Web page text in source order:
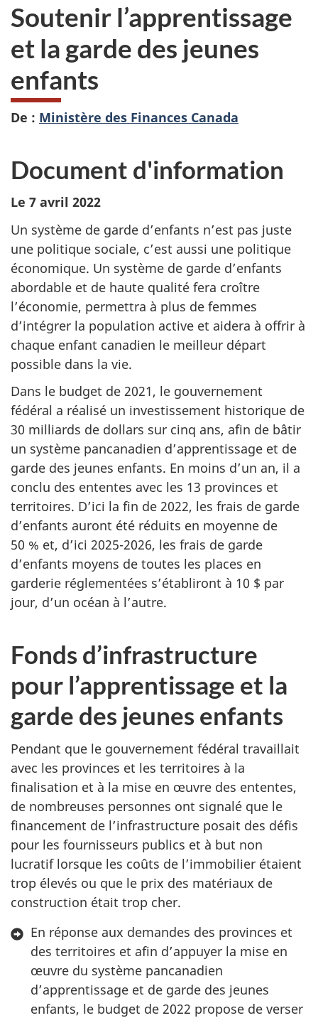
veux
pas
participer
au
web,
Soutenir l’apprentissage
et la garde des jeunes
enfants
De : Ministère des Finances Canada
Document d'information
Le 7 avril 2022
Un système de garde d’enfants n’est pas juste
une politique sociale, c’est aussi une politique
économique. Un système de garde d’enfants
abordable et de haute qualité fera croître
l’économie, permettra à plus de femmes
d’intégrer la population active et aidera à offrir à
chaque enfant canadien le meilleur départ
possible dans la vie.
Dans le budget de 2021, le gouvernement
fédéral a réalisé un investissement historique de
30 milliards de dollars sur cinq ans, afin de bâtir
un système pancanadien d’apprentissage et de
garde des jeunes enfants. En moins d’un an, il a
conclu des ententes avec les 13 provinces et
territoires. D’ici la fin de 2022, les frais de garde
d’enfants auront été réduits en moyenne de
50 % et, d’ici 2025-2026, les frais de garde
d’enfants moyens de toutes les places en
garderie réglementées s’établiront à 10 $ par
jour, d’un océan à l’autre.
Fonds d’infrastructure
pour l’apprentissage et la
garde des jeunes enfants
Pendant que le gouvernement fédéral travaillait
avec les provinces et les territoires à la
finalisation et à la mise en œuvre des ententes,
de nombreuses personnes ont signalé que le
financement de l’infrastructure posait des défis
pour les fournisseurs publics et à but non
lucratif lorsque les coûts de l’immobilier étaient
trop élevés ou que le prix des matériaux de
construction était trop cher.
En réponse aux demandes des provinces et
des territoires et afin d’appuyer la mise en
œuvre du système pancanadien
d’apprentissage et de garde des jeunes
enfants, le budget de 2022 propose de verser